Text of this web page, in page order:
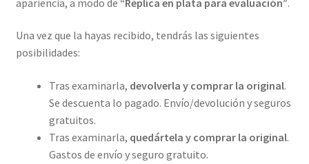
Una vez que la hayas recibido, tendrás las siguientes
posibilidades:
Tras examinarla, devolverla y comprar la original.
Se descuenta lo pagado. Envío/devolución y seguros
gratuitos.
Tras examinarla, quedártela y comprar la original.
Gastos de envío y seguro gratuito.